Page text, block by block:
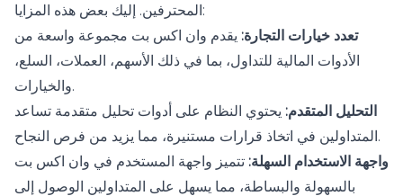
المحترفين. إليك بعض هذه المزايا:
تعدد خيارات التجارة: يقدم وان اكس بت مجموعة واسعة من
الأدوات المالية للتداول، بما في ذلك الأسهم، العملات، السلع،
والخيارات.
التحليل المتقدم: يحتوي النظام على أدوات تحليل متقدمة تساعد
المتداولين في اتخاذ قرارات مستنيرة، مما يزيد من فرص النجاح.
واجهة الاستخدام السهلة: تتميز واجهة المستخدم في وان اكس بت
بالسهولة والبساطة، مما يسهل على المتداولين الوصول إلى